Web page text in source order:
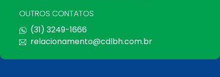
OUTROS CONTATOS
(31) 3249-1666
relacionamento@cdlbh.com.br